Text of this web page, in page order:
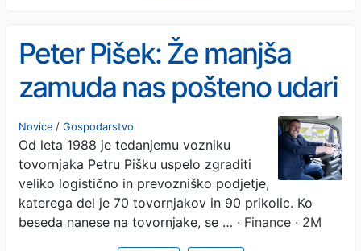
Peter Pišek: Že manjša
zamuda nas pošteno udari
po žepu
Novice / Gospodarstvo
Od leta 1988 je tedanjemu vozniku
tovornjaka Petru Pišku uspelo zgraditi
veliko logistično in prevozniško podjetje,
katerega del je 70 tovornjakov in 90 prikolic. Ko
beseda nanese na tovornjake, se … · Finance · 2M